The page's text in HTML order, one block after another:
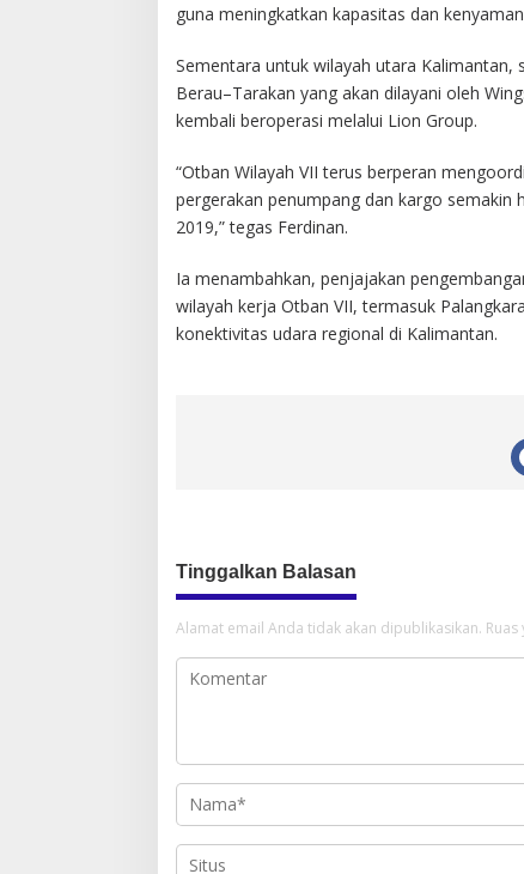
guna meningkatkan kapasitas dan
Sementara untuk wilayah utara
Berau–Tarakan yang akan dilayani oleh
kembali beroperasi melalui Lion Group.
“Otban Wilayah VII terus berperan
pergerakan penumpang dan kargo semakin
2019,” tegas Ferdinan.
Ia menambahkan, penjajakan
wilayah kerja Otban VII, termasuk
konektivitas udara regional di Kalimantan.
Tinggalkan Balasan
Alamat email Anda tidak akan dipublikasikan.